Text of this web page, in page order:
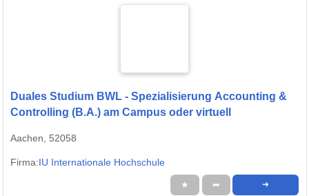
Duales Studium BWL - Spezialisierung Accounting &
Controlling (B.A.) am Campus oder virtuell
Aachen, 52058
Firma:IU Internationale Hochschule
★ ➦ ➜